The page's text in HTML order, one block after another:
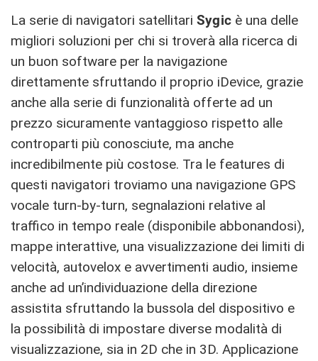
La serie di navigatori satellitari Sygic è una delle
migliori soluzioni per chi si troverà alla ricerca di
un buon software per la navigazione
direttamente sfruttando il proprio iDevice, grazie
anche alla serie di funzionalità offerte ad un
prezzo sicuramente vantaggioso rispetto alle
controparti più conosciute, ma anche
incredibilmente più costose. Tra le features di
questi navigatori troviamo una navigazione GPS
vocale turn-by-turn, segnalazioni relative al
traffico in tempo reale (disponibile abbonandosi),
mappe interattive, una visualizzazione dei limiti di
velocità, autovelox e avvertimenti audio, insieme
anche ad un’individuazione della direzione
assistita sfruttando la bussola del dispositivo e
la possibilità di impostare diverse modalità di
visualizzazione, sia in 2D che in 3D. Applicazione